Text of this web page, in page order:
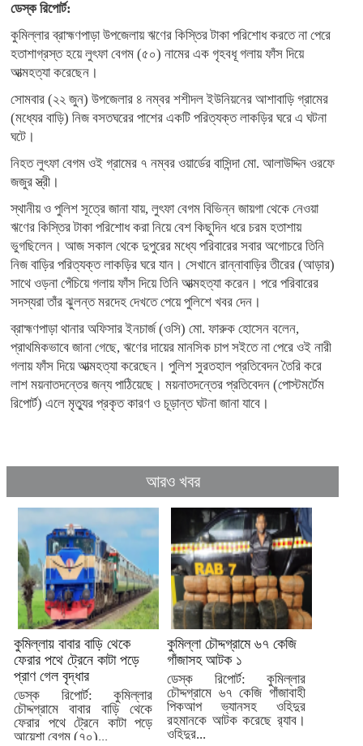
ডেস্ক রিপোর্ট:
কুমিল্লার ব্রাহ্মণপাড়া উপজেলায় ঋণের কিস্তির টাকা পরিশোধ করতে না পেরে
হতাশাগ্রস্ত হয়ে লুৎফা বেগম (৫০) নামের এক গৃহবধূ গলায় ফাঁস দিয়ে
আত্মহত্যা করেছেন।
সোমবার (২২ জুন) উপজেলার ৪ নম্বর শশীদল ইউনিয়নের আশাবাড়ি গ্রামের
(মধ্যের বাড়ি) নিজ বসতঘরের পাশের একটি পরিত্যক্ত লাকড়ির ঘরে এ ঘটনা
ঘটে।
​নিহত লুৎফা বেগম ওই গ্রামের ৭ নম্বর ওয়ার্ডের বাসিন্দা মো. আলাউদ্দিন ওরফে
জজুর স্ত্রী।
স্থানীয় ও পুলিশ সূত্রে জানা যায়, লুৎফা বেগম বিভিন্ন জায়গা থেকে নেওয়া
ঋণের কিস্তির টাকা পরিশোধ করা নিয়ে বেশ কিছুদিন ধরে চরম হতাশায়
ভুগছিলেন। আজ সকাল থেকে দুপুরের মধ্যে পরিবারের সবার অগোচরে তিনি
নিজ বাড়ির পরিত্যক্ত লাকড়ির ঘরে যান। সেখানে রান্নাবাড়ির তীরের (আড়ার)
সাথে ওড়না পেঁচিয়ে গলায় ফাঁস দিয়ে তিনি আত্মহত্যা করেন। পরে পরিবারের
সদস্যরা তাঁর ঝুলন্ত মরদেহ দেখতে পেয়ে পুলিশে খবর দেন।
ব্রাহ্মণপাড়া থানার অফিসার ইনচার্জ (ওসি) মো. ফারুক হোসেন বলেন,
প্রাথমিকভাবে জানা গেছে, ঋণের দায়ের মানসিক চাপ সইতে না পেরে ওই নারী
গলায় ফাঁস দিয়ে আত্মহত্যা করেছেন। পুলিশ সুরতহাল প্রতিবেদন তৈরি করে
লাশ ময়নাতদন্তের জন্য পাঠিয়েছে। ময়নাতদন্তের প্রতিবেদন (পোস্টমর্টেম
রিপোর্ট) এলে মৃত্যুর প্রকৃত কারণ ও চূড়ান্ত ঘটনা জানা যাবে।
আরও খবর
কুমিল্লায় বাবার বাড়ি থেকে
ফেরার পথে ট্রেনে কাটা পড়ে
প্রাণ গেল বৃদ্ধার
ডেস্ক রিপোর্ট: কুমিল্লার
চৌদ্দগ্রামে বাবার বাড়ি থেকে
ফেরার পথে ট্রেনে কাটা পড়ে
আয়েশা বেগম (৭০)...
কুমিল্লা চৌদ্দগ্রামে ৬৭ কেজি
গাঁজাসহ আটক ১
ডেস্ক রিপোর্ট: কুমিল্লার
চৌদ্দগ্রামে ৬৭ কেজি গাঁজাবাহী
পিকআপ ভ্যানসহ ওহিদুর
রহমানকে আটক করেছে র‍্যাব।
ওহিদুর...